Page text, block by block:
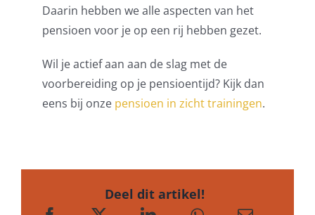
Daarin hebben we alle aspecten van het
pensioen voor je op een rij hebben gezet.
Wil je actief aan aan de slag met de
voorbereiding op je pensioentijd? Kijk dan
eens bij onze pensioen in zicht trainingen.
Deel dit artikel!